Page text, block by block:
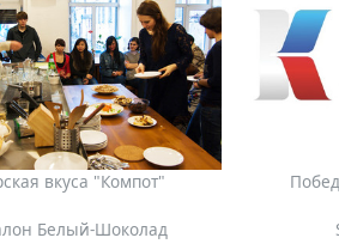
вкуса "Компот"
Белый-Шоколад